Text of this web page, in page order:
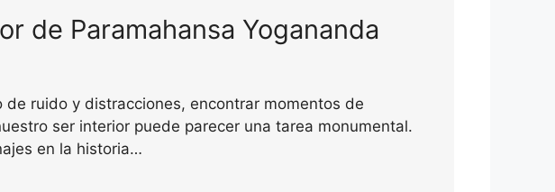
de Paramahansa Yogananda
de ruido y distracciones, encontrar momentos de
ser interior puede parecer una tarea monumental.
en la historia…